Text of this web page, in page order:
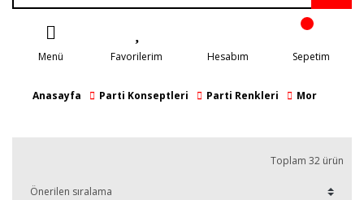
Menü Favorilerim Hesabım Sepetim
Anasayfa Parti Konseptleri Parti Renkleri Mor
Toplam 32 ürün